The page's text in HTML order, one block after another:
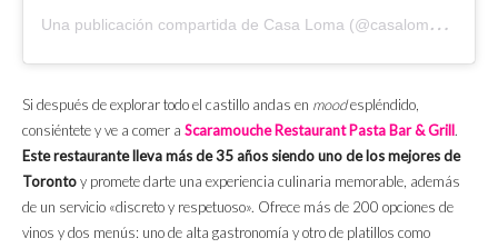
U
na publicación compartida de Casa Loma (@casalomatoronto)
Si después de explorar todo el castillo andas en moodespléndido,
consiéntete y ve a comer a Scaramouche Restaurant Pasta Bar & Grill.
Este restaurante lleva más de 35 años siendo uno de los mejores de
Torontoy promete darte una experiencia culinaria memorable, además
de un servicio «discreto y respetuoso». Ofrece más de 200 opciones de
vinos y dos menús: uno de alta gastronomía y otro de platillos como